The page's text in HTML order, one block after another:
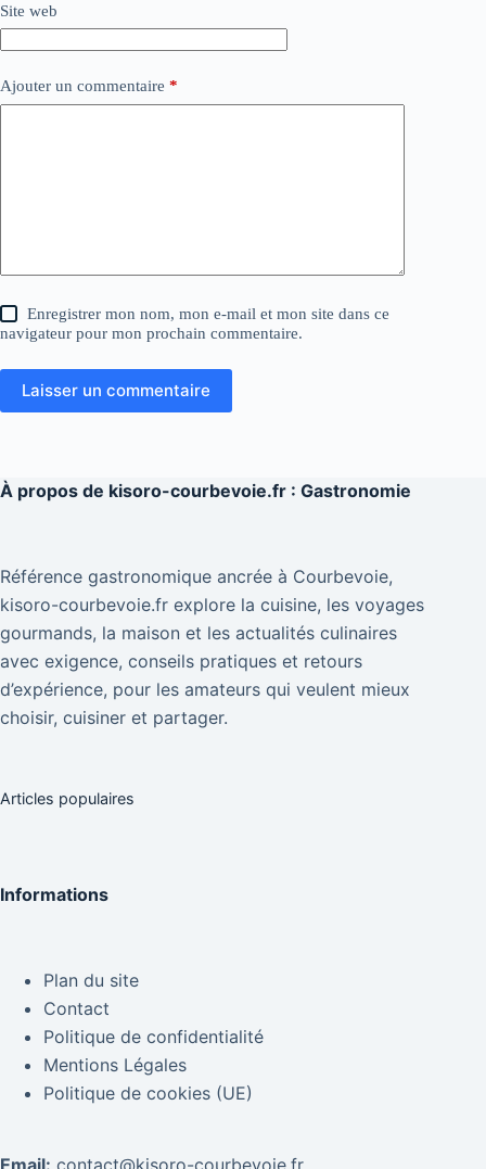
Site web
Ajouter un commentaire *
Enregistrer mon nom, mon e-mail et mon site dans ce
navigateur pour mon prochain commentaire.
Laisser un commentaire
À propos de kisoro-courbevoie.fr : Gastronomie
Référence gastronomique ancrée à Courbevoie,
kisoro-courbevoie.fr explore la cuisine, les voyages
gourmands, la maison et les actualités culinaires
avec exigence, conseils pratiques et retours
d’expérience, pour les amateurs qui veulent mieux
choisir, cuisiner et partager.
Articles populaires
Informations
Plan du site
Contact
Politique de confidentialité
Mentions Légales
Politique de cookies (UE)